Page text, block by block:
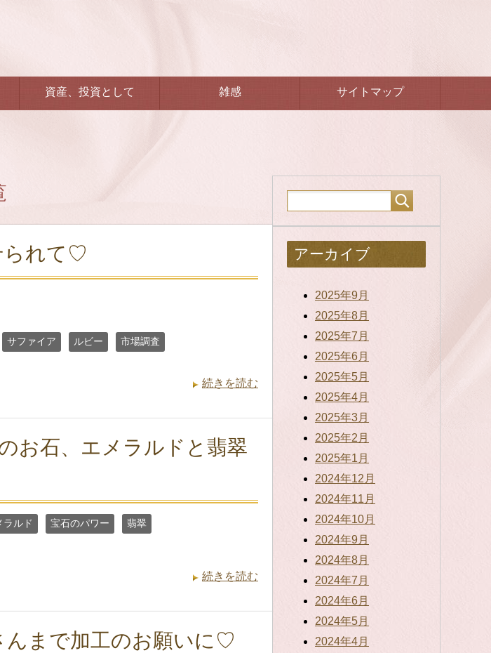
資産、投資として 雑感 サイトマップ
られて♡
サファイア ルビー 市場調査
続きを読む
お石、エメラルドと翡翠
ラルド 宝石のパワー 翡翠
続きを読む
んまで加工のお願いに♡
アーカイブ
2025年9月
2025年8月
2025年7月
2025年6月
2025年5月
2025年4月
2025年3月
2025年2月
2025年1月
2024年12月
2024年11月
2024年10月
2024年9月
2024年8月
2024年7月
2024年6月
2024年5月
2024年4月